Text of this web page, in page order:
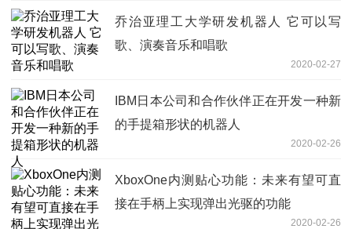
乔治亚理工大学研发机器人 它可以写
歌、演奏音乐和唱歌
2020-02-27
IBM日本公司和合作伙伴正在开发一种新
的手提箱形状的机器人
2020-02-26
XboxOne内测贴心功能：未来有望可直
接在手柄上实现弹出光驱的功能
2020-02-26